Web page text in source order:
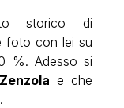
storico di
foto con lei su
%. Adesso si
e che